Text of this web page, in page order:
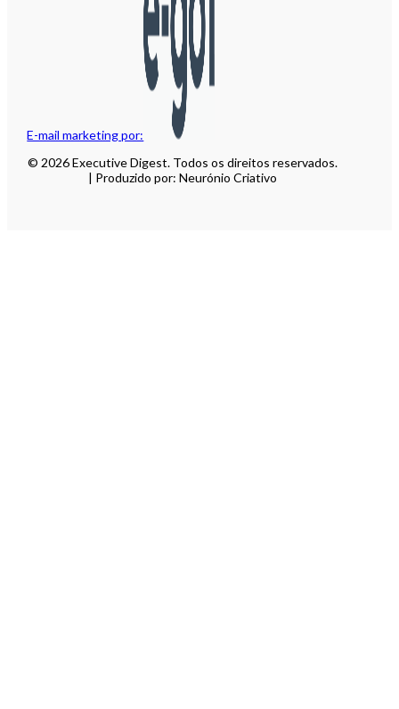
E-mail marketing por:
© 2026 Executive Digest. Todos os direitos reservados.
| Produzido por: Neurónio Criativo